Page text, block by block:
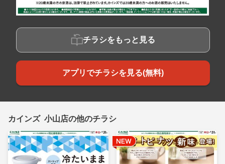
チラシをもっと見る
アプリでチラシを見る(無料)
カインズ 小山店の他のチラシ